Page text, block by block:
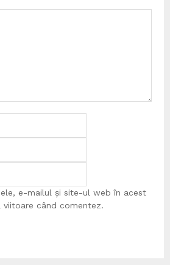
e-mailul și site-ul web în acest
când comentez.